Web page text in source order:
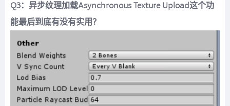
Q3：异步纹理加载Asynchronous Texture Upload这个功
能最后到底有没有实用？